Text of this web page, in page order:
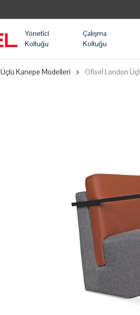
Yönetici
Koltuğu
Çalışma
Koltuğu
Üçlü Kanepe Modelleri Ofisel London